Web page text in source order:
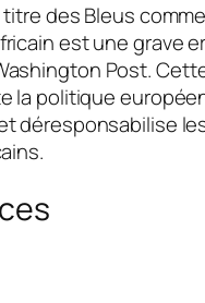
des Bleus
est une grave
Post.
la politique
déresponsabilise